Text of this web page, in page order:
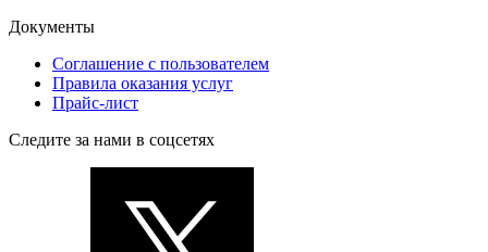
Документы
Соглашение с пользователем
Правила оказания услуг
Прайс-лист
Следите за нами в соцсетях